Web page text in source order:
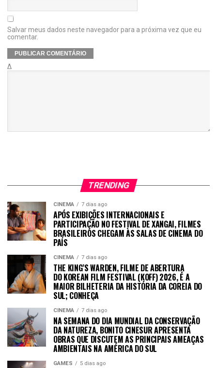
Salvar meus dados neste navegador para a próxima vez que eu
comentar.
Δ
TRENDING
CINEMA 7 dias ago
APÓS EXIBIÇÕES INTERNACIONAIS E
PARTICIPAÇÃO NO FESTIVAL DE XANGAI, FILMES
BRASILEIROS CHEGAM ÀS SALAS DE CINEMA DO
PAÍS
CINEMA 7 dias ago
THE KING’S WARDEN, FILME DE ABERTURA
DO KOREAN FILM FESTIVAL (KOFF) 2026, É A
MAIOR BILHETERIA DA HISTÓRIA DA COREIA DO
SUL; CONHEÇA
CINEMA 7 dias ago
NA SEMANA DO DIA MUNDIAL DA CONSERVAÇÃO
DA NATUREZA, BONITO CINESUR APRESENTA
OBRAS QUE DISCUTEM AS PRINCIPAIS AMEAÇAS
AMBIENTAIS NA AMÉRICA DO SUL
GAMES 5 dias ago